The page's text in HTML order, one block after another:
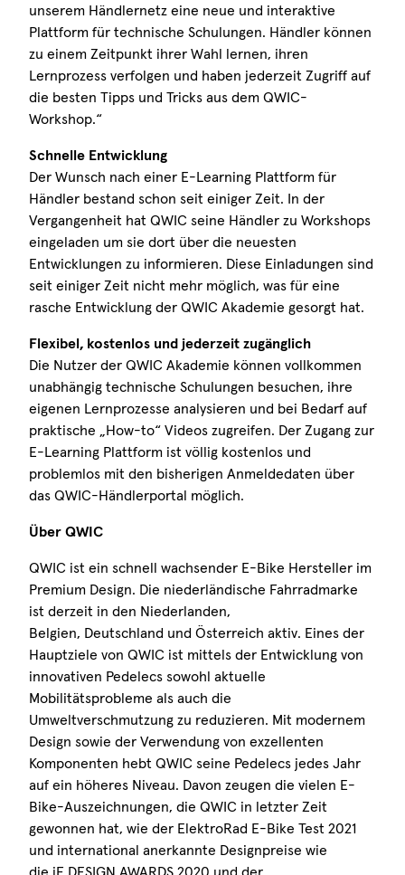
unserem Händlernetz eine neue und interaktive
Plattform für technische Schulungen. Händler können
zu einem Zeitpunkt ihrer Wahl lernen, ihren
Lernprozess verfolgen und haben jederzeit Zugriff auf
die besten Tipps und Tricks aus dem QWIC-
Workshop.“
Schnelle Entwicklung
Der Wunsch nach einer E-Learning Plattform für
Händler bestand schon seit einiger Zeit. In der
Vergangenheit hat QWIC seine Händler zu Workshops
eingeladen um sie dort über die neuesten
Entwicklungen zu informieren. Diese Einladungen sind
seit einiger Zeit nicht mehr möglich, was für eine
rasche Entwicklung der QWIC Akademie gesorgt hat.
Flexibel, kostenlos und jederzeit zugänglich
Die Nutzer der QWIC Akademie können vollkommen
unabhängig technische Schulungen besuchen, ihre
eigenen Lernprozesse analysieren und bei Bedarf auf
praktische „How-to“ Videos zugreifen. Der Zugang zur
E-Learning Plattform ist völlig kostenlos und
problemlos mit den bisherigen Anmeldedaten über
das QWIC-Händlerportal möglich.
Über QWIC
QWIC ist ein schnell wachsender E-Bike Hersteller im
Premium Design. Die niederländische Fahrradmarke
ist derzeit in den Niederlanden,
Belgien, Deutschland und Österreich aktiv. Eines der
Hauptziele von QWIC ist mittels der Entwicklung von
innovativen Pedelecs sowohl aktuelle
Mobilitätsprobleme als auch die
Umweltverschmutzung zu reduzieren. Mit modernem
Design sowie der Verwendung von exzellenten
Komponenten hebt QWIC seine Pedelecs jedes Jahr
auf ein höheres Niveau. Davon zeugen die vielen E-
Bike-Auszeichnungen, die QWIC in letzter Zeit
gewonnen hat, wie der ElektroRad E-Bike Test 2021
und international anerkannte Designpreise wie
die iF DESIGN AWARDS 2020 und der